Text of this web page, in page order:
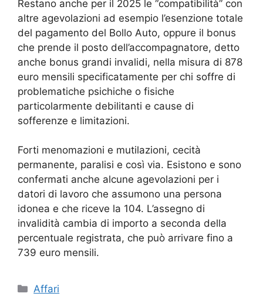
Restano anche per il 2025 le “compatibilità” con
altre agevolazioni ad esempio l’esenzione totale
del pagamento del Bollo Auto, oppure il bonus
che prende il posto dell’accompagnatore, detto
anche bonus grandi invalidi, nella misura di 878
euro mensili specificatamente per chi soffre di
problematiche psichiche o fisiche
particolarmente debilitanti e cause di
sofferenze e limitazioni.
Forti menomazioni e mutilazioni, cecità
permanente, paralisi e così via. Esistono e sono
confermati anche alcune agevolazioni per i
datori di lavoro che assumono una persona
idonea e che riceve la 104. L’assegno di
invalidità cambia di importo a seconda della
percentuale registrata, che può arrivare fino a
739 euro mensili.
Categorie
Affari